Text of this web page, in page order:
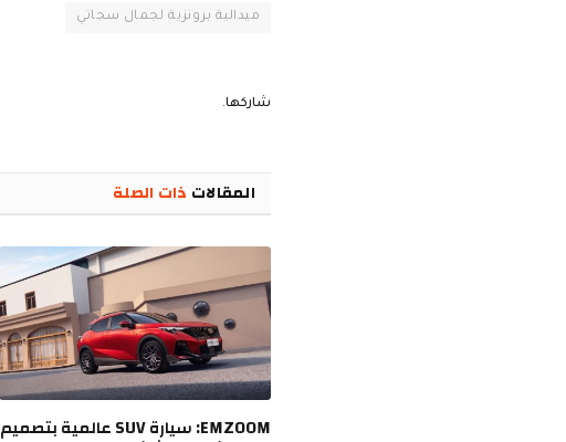
ميدالية برونزية لجمال سجاتي
شاركها.
المقالات ذات الصلة
EMZOOM: سيارة SUV عالمية بتصميم